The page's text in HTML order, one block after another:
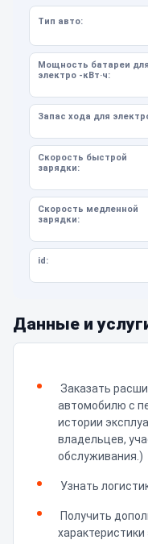
Тип авто:
Мощность батареи для
электро -кВт·ч:
Запас хода для
Скорость быстрой
зарядки:
Скорость медленной
зарядки:
id:
Данные и
Заказать
автомобилю с
истории
владельцев,
обслуживания.)
Узнать
Получить
характеристики